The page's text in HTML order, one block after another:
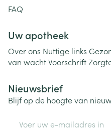
FAQ
Uw apotheek
Over ons Nuttige links
van wachtVoorschrift
Nieuwsbrief
Blijf op de hoogte van